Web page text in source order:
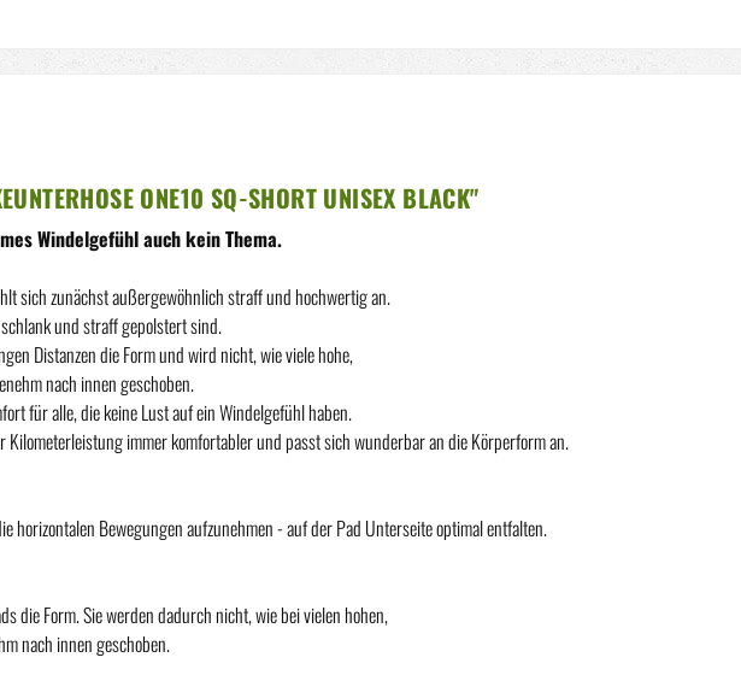
ONE10 SQ-SHORT UNISEX BLACK"
Windelgefühl auch kein Thema.
sich zunächst außergewöhnlich straff und hochwertig an.
und straff gepolstert sind.
Distanzen die Form und wird nicht, wie viele hohe,
nach innen geschoben.
für alle, die keine Lust auf ein Windelgefühl haben.
immer komfortabler und passt sich wunderbar an die Körperform an.
horizontalen Bewegungen aufzunehmen - auf der Pad Unterseite optimal entfalten.
die Form. Sie werden dadurch nicht, wie bei vielen hohen,
nach innen geschoben.